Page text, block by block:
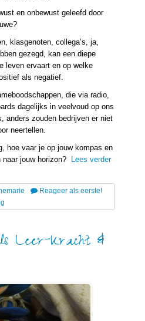
en onbewust geleefd door
klasgenoten, collega’s, ja,
gezegd, kan een diepe
leven ervaart en op welke
als negatief.
die via radio,
dagelijks in veelvoud op ons
anders zouden bedrijven er niet
neertellen.
hoe vaar je op jouw kompas en
jouw horizon?
Lees verder
Reageer als eerste!
Leer-Kracht &